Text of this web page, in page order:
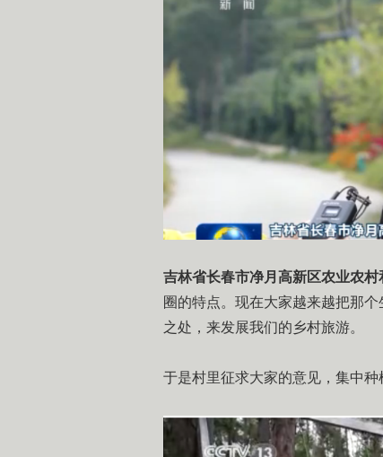
吉林省长春市净月高新区农业农村
圈的特点。现在大家越来越把那
之处，来发展我们的乡村旅游。
于是村里征求大家的意见，集中